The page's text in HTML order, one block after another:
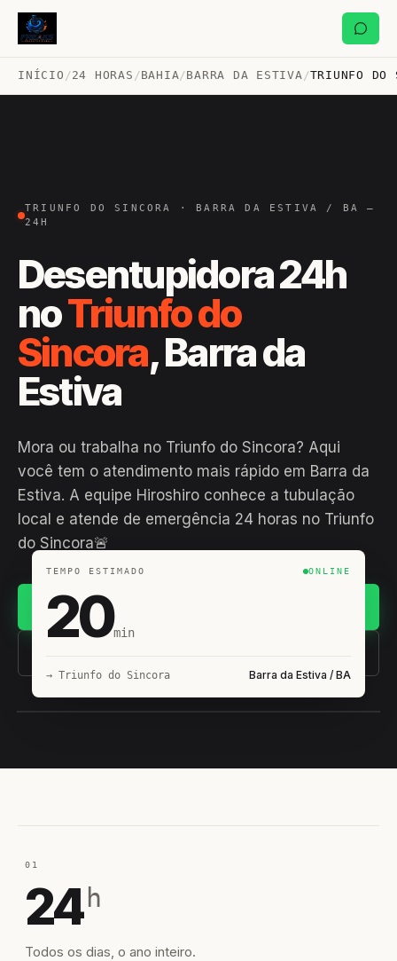
INÍCIO /24 HORAS /BAHIA/BARRA DA ESTIVA /TRIUNFO DO
TRIUNFO DO SINCORA · BARRA DA ESTIVA / BA —
24H
Desentupidora 24h
noTriunfo do
Sincora, Barra da
Estiva
Mora ou trabalha no Triunfo do Sincora? Aqui
você tem o atendimento mais rápido em Barra da
Estiva. A equipe Hiroshiro conhece a tubulação
local e atende de emergência 24 horas no Triunfo
do Sincora🚨
(11) 93407-8838
TEMPO ESTIMADO ONLINE
20min
→ Triunfo do Sincora Barra da Estiva / BA
01
24 h
Todos os dias, o ano inteiro.